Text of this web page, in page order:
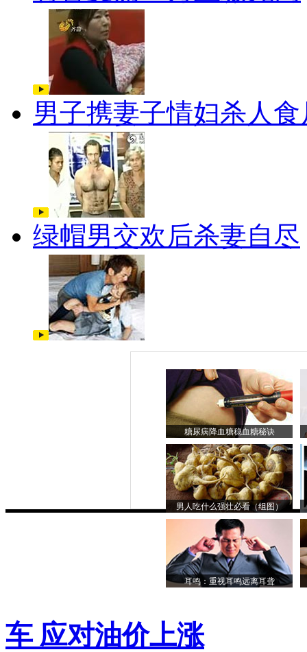
男子携妻子情妇杀人食
绿帽男交欢后杀妻自尽
糖尿病降血糖稳血糖秘诀
男人吃什么强壮必看（组图）
耳鸣：重视耳鸣远离耳聋
车 应对油价上涨